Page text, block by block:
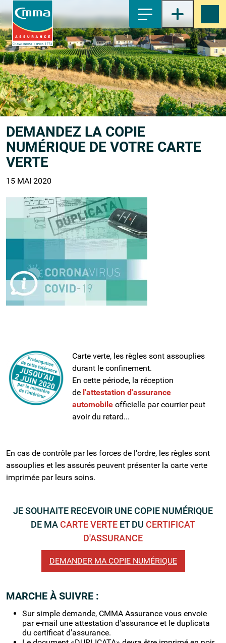
1- Contenu principal
2-Menu principal
3-Pied de page
4-Recherche
DEMANDEZ LA COPIE
NUMÉRIQUE DE VOTRE CARTE
VERTE
15 MAI 2020
Carte verte, les règles sont assouplies
durant le confinement.
En cette période, la réception
de l'attestation d'assurance
automobile officielle par courrier peut
avoir du retard...
En cas de contrôle par les forces de l'ordre, les règles sont
assouplies et les assurés peuvent présenter la carte verte
imprimée par leurs soins.
JE SOUHAITE RECEVOIR UNE COPIE NUMÉRIQUE
DE MACARTE VERTE ET DU CERTIFICAT
D'ASSURANCE
DEMANDER MA COPIE NUMÉRIQUE
MARCHE À SUIVRE :
Sur simple demande, CMMA Assurance vous envoie
par e-mail une attestation d'assurance et le duplicata
du certificat d'assurance.